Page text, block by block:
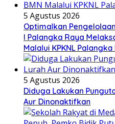
5 Agustus 2026
Optimalkan
I Palangka Raya
Malalui KPKNL Palangka
5 Agustus 2026
Diduga Lakukan
Aur Dinonaktifkan